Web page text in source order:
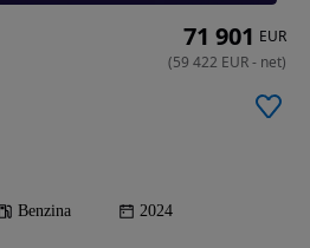
Benzina 2024
71 901 EUR
(59 422 EUR- net)